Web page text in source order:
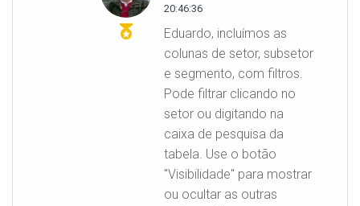
20:46:36
Eduardo, incluímos as
colunas de setor, subsetor
e segmento, com filtros.
Pode filtrar clicando no
setor ou digitando na
caixa de pesquisa da
tabela. Use o botão
"Visibilidade" para mostrar
ou ocultar as outras